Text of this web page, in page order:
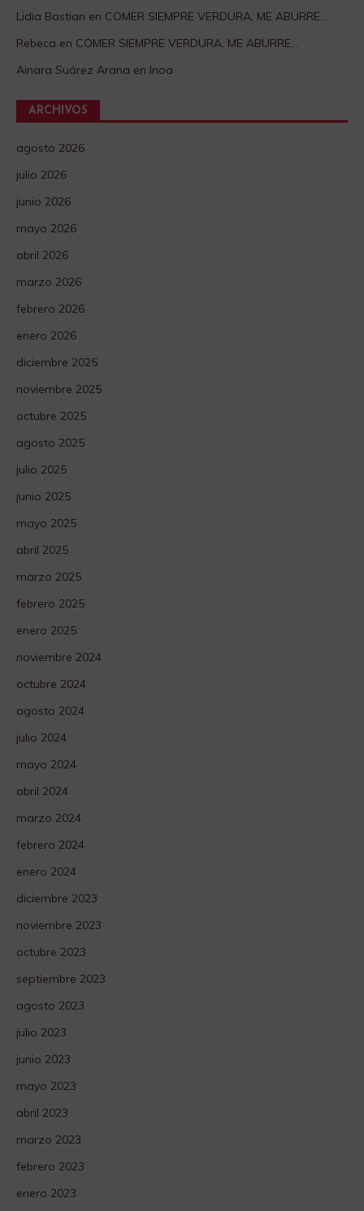
Lidia Bastian en COMER SIEMPRE VERDURA, ME ABURRE…
Rebeca en COMER SIEMPRE VERDURA, ME ABURRE…
Ainara Suárez Arana en Inoa
ARCHIVOS
agosto 2026
julio 2026
junio 2026
mayo 2026
abril 2026
marzo 2026
febrero 2026
enero 2026
diciembre 2025
noviembre 2025
octubre 2025
agosto 2025
julio 2025
junio 2025
mayo 2025
abril 2025
marzo 2025
febrero 2025
enero 2025
noviembre 2024
octubre 2024
agosto 2024
julio 2024
mayo 2024
abril 2024
marzo 2024
febrero 2024
enero 2024
diciembre 2023
noviembre 2023
octubre 2023
septiembre 2023
agosto 2023
julio 2023
junio 2023
mayo 2023
abril 2023
marzo 2023
febrero 2023
enero 2023